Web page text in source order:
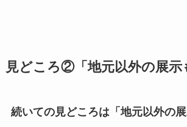
見どころ②「地元以外の展示
続いての見どころは「地元以外の展